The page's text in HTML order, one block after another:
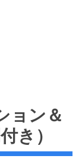
ョン＆
き）